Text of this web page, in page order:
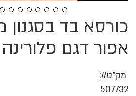
כורסא בד בסגנון
אפור דגם פלורינה
מק״ט
507732
לדלג
להתחלה
גלריית